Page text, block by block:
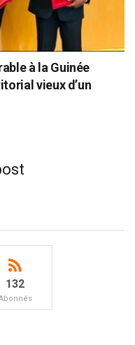
à la Guinée
vieux d’un
132